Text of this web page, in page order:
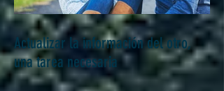
Actualizar la información del otro,
una tarea necesaria